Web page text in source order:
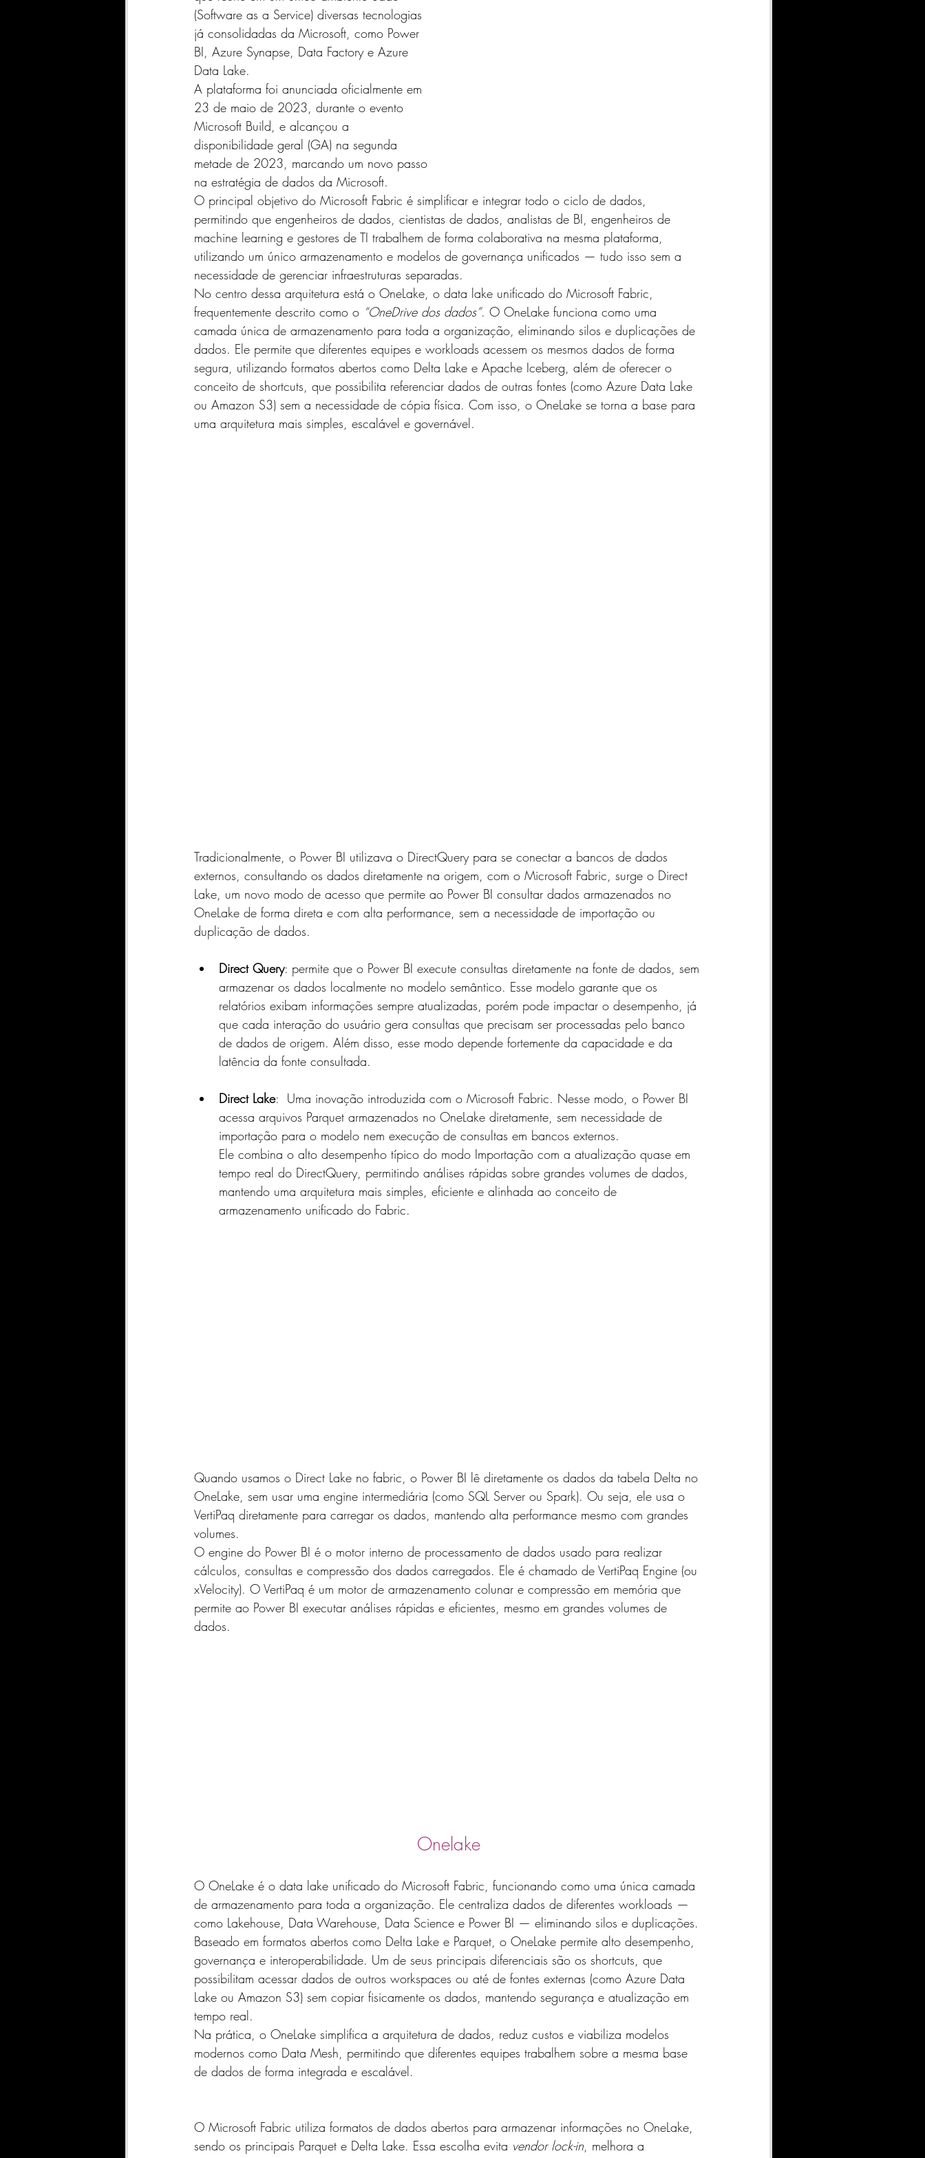
SharePoint INDICADORES e MÉTRICAS
Qlik Sense AWS MicroPython e Raspberry
DATASCIENCE FABRIC
(Software as a Service) diversas tecnologias
já consolidadas da Microsoft, como Power
BI, Azure Synapse, Data Factory e Azure
Data Lake.
A plataforma foi anunciada oficialmente em
23 de maio de 2023, durante o evento
Microsoft Build, e alcançou a
disponibilidade geral (GA) na segunda
metade de 2023, marcando um novo passo
na estratégia de dados da Microsoft.
O principal objetivo do Microsoft Fabric é simplificar e integrar todo o ciclo de dados,
permitindo que engenheiros de dados, cientistas de dados, analistas de BI, engenheiros de
machine learning e gestores de TI trabalhem de forma colaborativa na mesma plataforma,
utilizando um único armazenamento e modelos de governança unificados — tudo isso sem a
necessidade de gerenciar infraestruturas separadas.
No centro dessa arquitetura está o OneLake, o data lake unificado do Microsoft Fabric,
frequentemente descrito como o “OneDrive dos dados”. O OneLake funciona como uma
camada única de armazenamento para toda a organização, eliminando silos e duplicações de
dados. Ele permite que diferentes equipes e workloads acessem os mesmos dados de forma
segura, utilizando formatos abertos como Delta Lake e Apache Iceberg, além de oferecer o
conceito de shortcuts, que possibilita referenciar dados de outras fontes (como Azure Data Lake
ou Amazon S3) sem a necessidade de cópia física. Com isso, o OneLake se torna a base para
uma arquitetura mais simples, escalável e governável.
Tradicionalmente, o Power BI utilizava o DirectQuery para se conectar a bancos de dados
externos, consultando os dados diretamente na origem, com o Microsoft Fabric, surge o Direct
Lake, um novo modo de acesso que permite ao Power BI consultar dados armazenados no
OneLake de forma direta e com alta performance, sem a necessidade de importação ou
duplicação de dados.
Direct Query: permite que o Power BI execute consultas diretamente na fonte de dados, sem
armazenar os dados localmente no modelo semântico. Esse modelo garante que os
relatórios exibam informações sempre atualizadas, porém pode impactar o desempenho, já
que cada interação do usuário gera consultas que precisam ser processadas pelo banco
de dados de origem. Além disso, esse modo depende fortemente da capacidade e da
latência da fonte consultada.
Direct Lake:  Uma inovação introduzida com o Microsoft Fabric. Nesse modo, o Power BI
acessa arquivos Parquet armazenados no OneLake diretamente, sem necessidade de
importação para o modelo nem execução de consultas em bancos externos.
Ele combina o alto desempenho típico do modo Importação com a atualização quase em
tempo real do DirectQuery, permitindo análises rápidas sobre grandes volumes de dados,
mantendo uma arquitetura mais simples, eficiente e alinhada ao conceito de
armazenamento unificado do Fabric.
Quando usamos o Direct Lake no fabric, o Power BI lê diretamente os dados da tabela Delta no
OneLake, sem usar uma engine intermediária (como SQL Server ou Spark). Ou seja, ele usa o
VertiPaq diretamente para carregar os dados, mantendo alta performance mesmo com grandes
volumes.
O engine do Power BI é o motor interno de processamento de dados usado para realizar
cálculos, consultas e compressão dos dados carregados. Ele é chamado de VertiPaq Engine (ou
xVelocity). O VertiPaq é um motor de armazenamento colunar e compressão em memória que
permite ao Power BI executar análises rápidas e eficientes, mesmo em grandes volumes de
dados.
Onelake
O OneLake é o data lake unificado do Microsoft Fabric, funcionando como uma única camada
de armazenamento para toda a organização. Ele centraliza dados de diferentes workloads —
como Lakehouse, Data Warehouse, Data Science e Power BI — eliminando silos e duplicações.
Baseado em formatos abertos como Delta Lake e Parquet, o OneLake permite alto desempenho,
governança e interoperabilidade. Um de seus principais diferenciais são os shortcuts, que
possibilitam acessar dados de outros workspaces ou até de fontes externas (como Azure Data
Lake ou Amazon S3) sem copiar fisicamente os dados, mantendo segurança e atualização em
tempo real.
Na prática, o OneLake simplifica a arquitetura de dados, reduz custos e viabiliza modelos
modernos como Data Mesh, permitindo que diferentes equipes trabalhem sobre a mesma base
de dados de forma integrada e escalável.
O Microsoft Fabric utiliza formatos de dados abertos para armazenar informações no OneLake,
sendo os principais Parquet e Delta Lake. Essa escolha evita vendor lock-in, melhora a